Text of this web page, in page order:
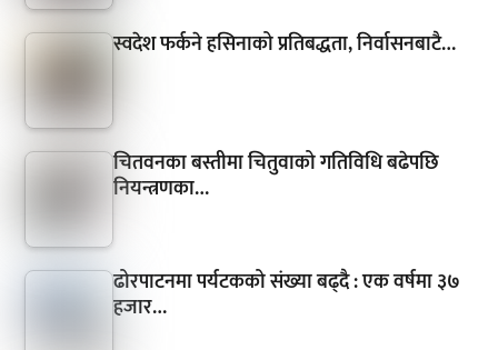
स्वदेश फर्कने हसिनाको प्रतिबद्धता, निर्वासनबाटै…
चितवनका बस्तीमा चितुवाको गतिविधि बढेपछि
नियन्त्रणका…
ढोरपाटनमा पर्यटकको संख्या बढ्दै : एक वर्षमा ३७
हजार…